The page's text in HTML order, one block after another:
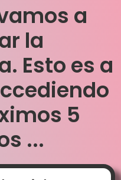
a
la
Esto es a
5
...